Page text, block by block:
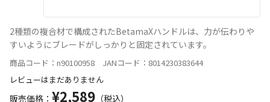
2種類の複合材で構成されたBetamaXハンドルは、力が伝わりや
すいようにブレードがしっかりと固定されています。
商品コード：n90100958 JANコード：8014230383644
レビューはまだありません
販売価格： ¥2,589 （税込）